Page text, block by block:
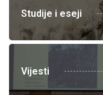
Studije i eseji
Vijesti